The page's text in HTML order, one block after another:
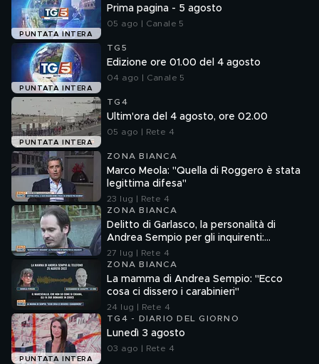
PUNTATA INTERA
Prima pagina - 5 agosto
05 ago | Canale 5
PUNTATA INTERA
TG5
Edizione ore 01.00 del 4 agosto
04 ago | Canale 5
PUNTATA INTERA
TG4
Ultim'ora del 4 agosto, ore 02.00
05 ago | Rete 4
ZONA BIANCA
Marco Meola: "Quella di Roggero è stata
legittima difesa"
23 lug | Rete 4
ZONA BIANCA
Delitto di Garlasco, la personalità di
Andrea Sempio per gli inquirenti:
"Ossessionato e bugiardo"
27 lug | Rete 4
ZONA BIANCA
La mamma di Andrea Sempio: "Ecco
cosa ci dissero i carabinieri"
24 lug | Rete 4
PUNTATA INTERA
TG4 - DIARIO DEL GIORNO
Lunedì 3 agosto
03 ago | Rete 4